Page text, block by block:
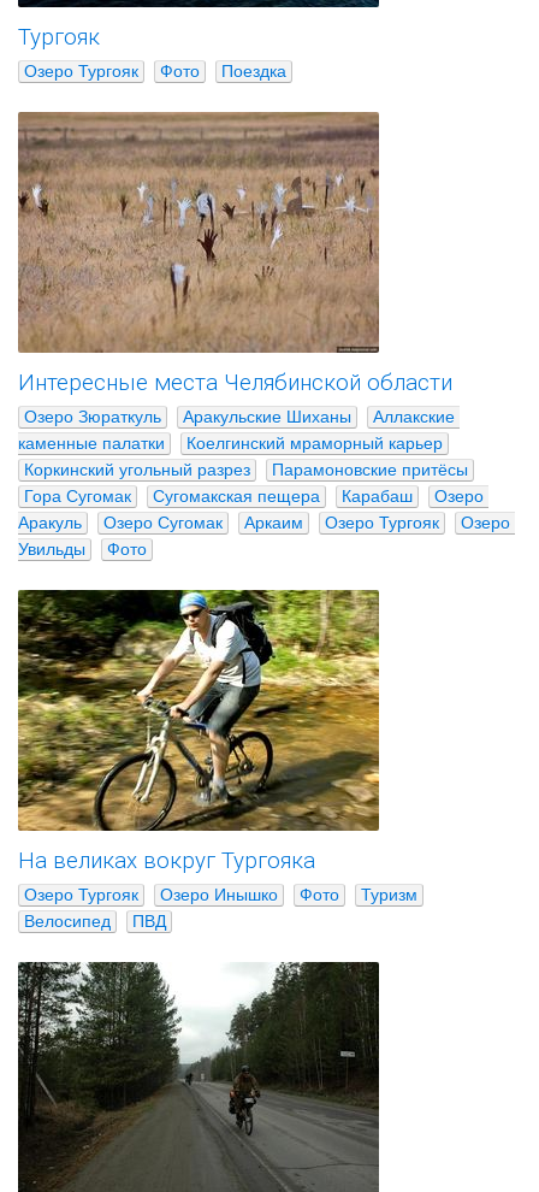
Тургояк
Озеро Тургояк Фото Поездка
Интересные места Челябинской области
Озеро Зюраткуль Аракульские Шиханы
Аллакские
каменные палатки
Коелгинский мраморный карьер
Коркинский угольный разрез
Парамоновские притёсы
Гора Сугомак
Сугомакская пещера Карабаш
Озеро
Аракуль
Озеро Сугомак Аркаим Озеро Тургояк
Озеро
Увильды
Фото
На великах вокруг Тургояка
Озеро Тургояк Озеро Инышко Фото
Туризм
Велосипед
ПВД